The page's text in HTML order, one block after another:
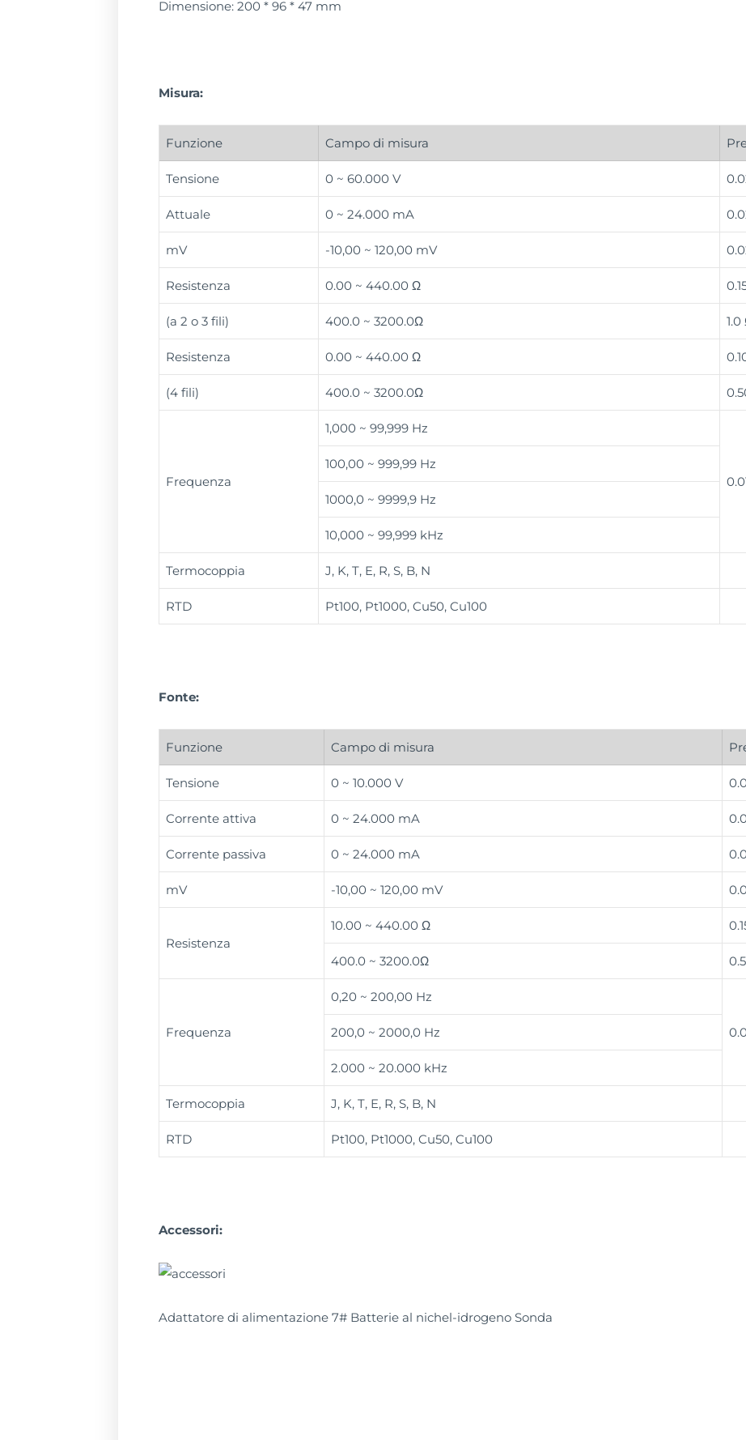
Dimensione: 200 * 96 * 47 mm
Misura:
Funzione Campo di misura
Tensione 0 ~ 60.000 V
Attuale 0 ~ 24.000 mA
mV -10,00 ~ 120,00 mV
Resistenza 0.00 ~ 440.00 Ω
(a 2 o 3 fili) 400.0 ~ 3200.0Ω 1.0
Resistenza 0.00 ~ 440.00 Ω
(4 fili) 400.0 ~ 3200.0Ω
Frequenza
1,000 ~ 99,999 Hz
100,00 ~ 999,99 Hz
1000,0 ~ 9999,9 Hz
10,000 ~ 99,999 kHz
Termocoppia J, K, T, E, R, S, B, N
RTD Pt100, Pt1000, Cu50, Cu100
Fonte:
Funzione Campo di misura
Tensione 0 ~ 10.000 V
Corrente attiva 0 ~ 24.000 mA
Corrente passiva 0 ~ 24.000 mA
mV -10,00 ~ 120,00 mV
Resistenza
10.00 ~ 440.00 Ω
400.0 ~ 3200.0Ω
Frequenza
0,20 ~ 200,00 Hz
200,0 ~ 2000,0 Hz
2.000 ~ 20.000 kHz
Termocoppia J, K, T, E, R, S, B, N
RTD Pt100, Pt1000, Cu50, Cu100
Accessori:
Adattatore di alimentazione 7# Batterie al nichel-idrogeno Sonda